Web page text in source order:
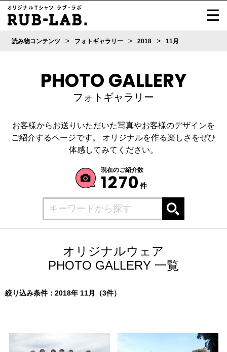
読み物コンテンツ > フォトギャラリー > 2018 > 11月
PHOTO GALLERY
フォトギャラリー
お客様からお送りいただいた写真やお客様のデザインを
ご紹介するページです。
オリジナルを作る楽しさをぜひ
体感してみてください。
現在のご紹介数
1270 件
オリジナルウェア
PHOTO GALLERY 一覧
絞り込み条件：2018年 11月（3件）